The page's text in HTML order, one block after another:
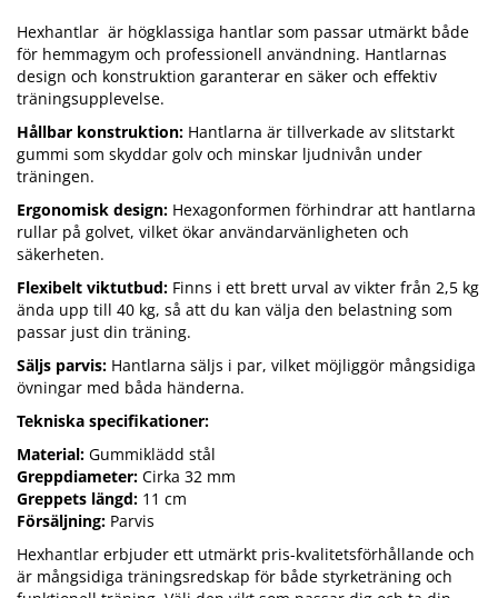
Hexhantlar är högklassiga hantlar som passar utmärkt både
för hemmagym och professionell användning. Hantlarnas
design och konstruktion garanterar en säker och effektiv
träningsupplevelse.
Hållbar konstruktion: Hantlarna är tillverkade av slitstarkt
gummi som skyddar golv och minskar ljudnivån under
träningen.
Ergonomisk design: Hexagonformen förhindrar att hantlarna
rullar på golvet, vilket ökar användarvänligheten och
säkerheten.
Flexibelt viktutbud: Finns i ett brett urval av vikter från 2,5 kg
ända upp till 40 kg, så att du kan välja den belastning som
passar just din träning.
Säljs parvis: Hantlarna säljs i par, vilket möjliggör mångsidiga
övningar med båda händerna.
Tekniska specifikationer:
Material: Gummiklädd stål
Greppdiameter: Cirka 32 mm
Greppets längd: 11 cm
Försäljning: Parvis
Hexhantlar erbjuder ett utmärkt pris-kvalitetsförhållande och
är mångsidiga träningsredskap för både styrketräning och